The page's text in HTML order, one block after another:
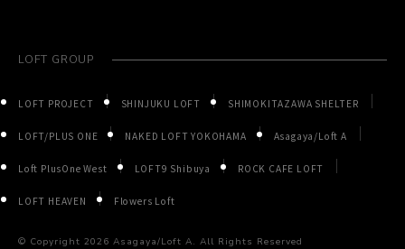
LOFT GROUP
LOFT PROJECT SHINJUKU LOFT SHIMOKITAZAWA SHELTER
LOFT/PLUS ONE NAKED LOFT YOKOHAMA Asagaya/Loft A
Loft PlusOne West LOFT9 Shibuya ROCK CAFE LOFT
LOFT HEAVEN Flowers Loft
© Copyright 2026 Asagaya/Loft A. All Rights Reserved